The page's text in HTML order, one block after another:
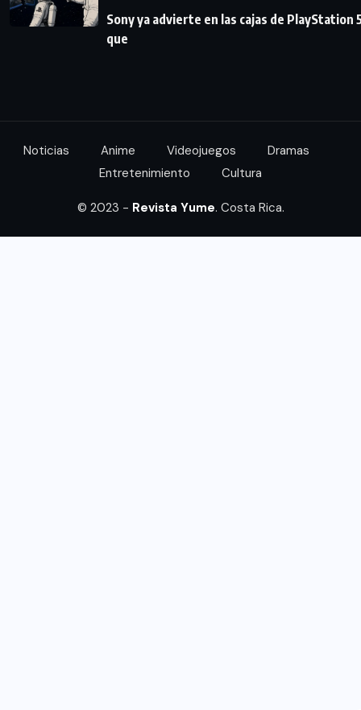
Sony ya advierte en las cajas de PlayStation
que
Noticias Anime Videojuegos
Dramas
Entretenimiento
Cultura
© 2023 - Revista Yume. Costa Rica.